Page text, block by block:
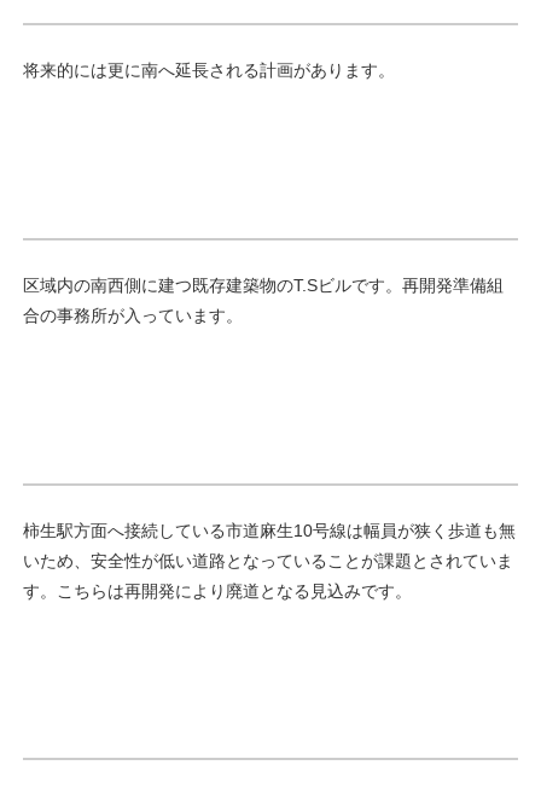
将来的には更に南へ延長される計画があります。
区域内の南西側に建つ既存建築物のT.Sビルです。再開発準備組
合の事務所が入っています。
柿生駅方面へ接続している市道麻生10号線は幅員が狭く歩道も無
いため、安全性が低い道路となっていることが課題とされていま
す。こちらは再開発により廃道となる見込みです。